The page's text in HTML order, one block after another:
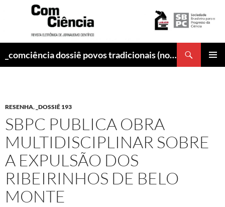
_comciência dossiê povos tradicionais (nov-2017)
RESENHA, _DOSSIÊ 193
SBPC PUBLICA OBRA
MULTIDISCIPLINAR SOBRE
A EXPULSÃO DOS
RIBEIRINHOS DE BELO
MONTE